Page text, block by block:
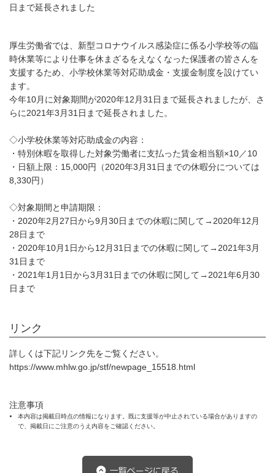
日まで延長されました
厚生労働省では、新型コロナウイルス感染症に係る小学校等の臨
時休業等により仕事を休まざるをえなくなった保護者の皆さんを
支援するため、小学校休業等対応助成金・支援金制度を設けてい
ます。
今年10月に対象期間が2020年12月31日まで延長されましたが、さ
らに2021年3月31日まで延長されました。
◇小学校休業等対応助成金の内容：
・特別休暇を取得した対象労働者に支払った賃金相当額×10／10
・日額上限：15,000円（2020年3月31日までの休暇分については
8,330円）
◇対象期間と申請期限：
・2020年2月27日から9月30日までの休暇に関して→2020年12月
28日まで
・2020年10月1日から12月31日までの休暇に関して→2021年3月
31日まで
・2021年1月1日から3月31日までの休暇に関して→2021年6月30
日まで
リンク
詳しくは下記リンク先をご覧ください。
https://www.mhlw.go.jp/stf/newpage_15518.html
注意事項
本内容は掲載日時点の情報になります。既に支援等が中止されている場合がありますの
で、掲載日にご注意のうえ内容をご確認ください。